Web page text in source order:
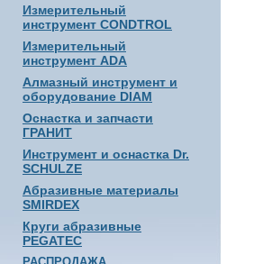
Измерительный
инструмент CONDTROL
Измерительный
инструмент ADA
Алмазный инструмент и
оборудование DIAM
Оснастка и запчасти
ГРАНИТ
Инструмент и оснастка Dr.
SCHULZE
Абразивные материалы
SMIRDEX
Круги абразивные
PEGATEC